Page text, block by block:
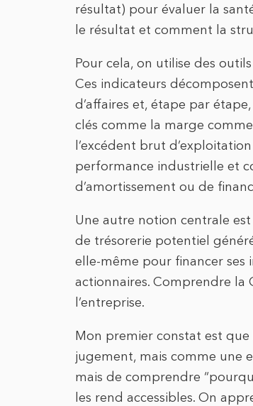
résultat) pour évaluer la
le résultat et comment la
Pour cela, on utilise des
Ces indicateurs
d’affaires et, étape par
clés comme la marge
l’excédent brut
performance industrielle et
d’amortissement ou de
Une autre notion centrale
de trésorerie potentiel
elle-même pour financer ses
actionnaires. Comprendre la
l’entreprise.
Mon premier constat est que
jugement, mais comme une
mais de comprendre
les rend accessibles. On